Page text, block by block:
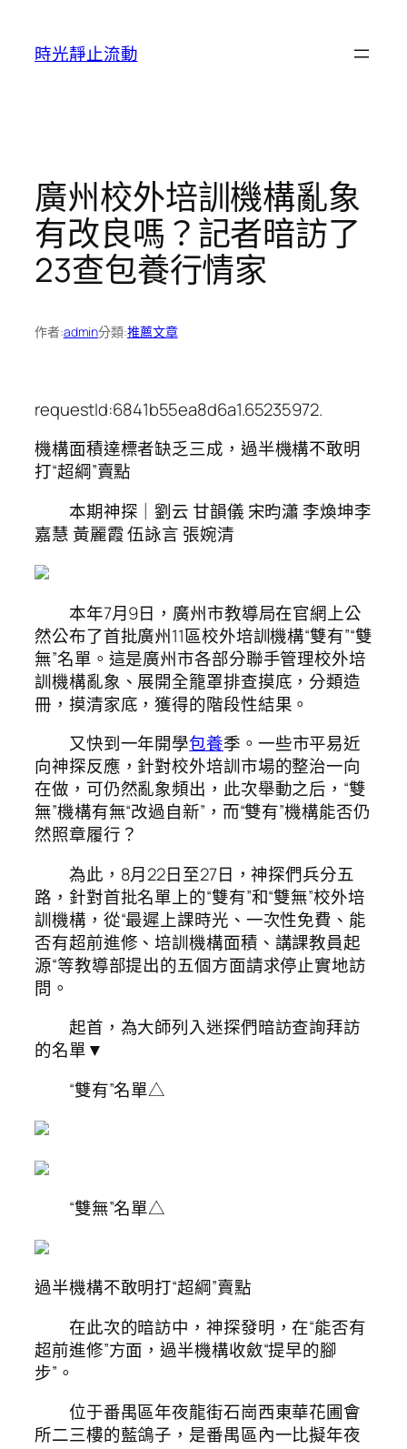
時光靜止流動
廣州校外培訓機構亂象
有改良嗎？記者暗訪了
23查包養行情家
作者:admin分類:推薦文章
requestId:6841b55ea8d6a1.65235972.
機構面積達標者缺乏三成，過半機構不敢明
打“超綱”賣點
本期神探｜劉云 甘韻儀 宋昀瀟 李煥坤李
嘉慧 黃麗霞 伍詠言 張婉清
本年7月9日，廣州市教導局在官網上公
然公布了首批廣州11區校外培訓機構“雙有”“雙
無”名單。這是廣州市各部分聯手管理校外培
訓機構亂象、展開全籠罩排查摸底，分類造
冊，摸清家底，獲得的階段性結果。
又快到一年開學包養季。一些市平易近
向神探反應，針對校外培訓市場的整治一向
在做，可仍然亂象頻出，此次舉動之后，“雙
無”機構有無“改過自新”，而“雙有”機構能否仍
然照章履行？
為此，8月22日至27日，神探們兵分五
路，針對首批名單上的“雙有”和“雙無”校外培
訓機構，從“最遲上課時光、一次性免費、能
否有超前進修、培訓機構面積、講課教員起
源“等教導部提出的五個方面請求停止實地訪
問。
起首，為大師列入迷探們暗訪查詢拜訪
的名單▼
“雙有”名單△
“雙無”名單△
過半機構不敢明打“超綱”賣點
在此次的暗訪中，神探發明，在“能否有
超前進修”方面，過半機構收斂“提早的腳
步”。
位于番禺區年夜龍街石崗西東華花圃會
所二三樓的藍鴿子，是番禺區內一比擬年夜